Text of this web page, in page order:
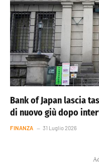
Bank of Japan lascia
di nuovo giù dopo
FINANZA 31 Luglio 2026